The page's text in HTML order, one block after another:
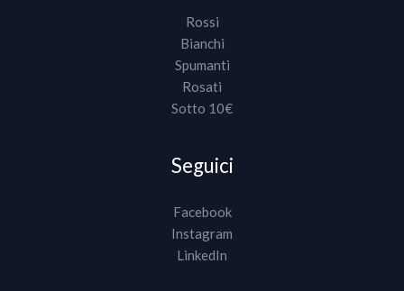
Rossi
Bianchi
Spumanti
Rosati
Sotto 10€
Seguici
Facebook
Instagram
LinkedIn